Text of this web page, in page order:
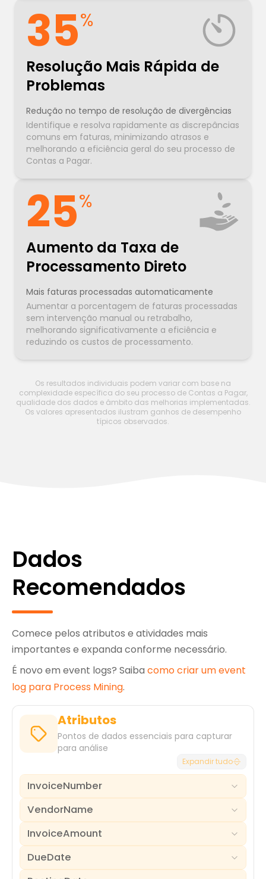
35%
Resolução Mais Rápida de
Problemas
Redução no tempo de resolução de divergências
Identifique e resolva rapidamente as discrepâncias
comuns em faturas, minimizando atrasos e
melhorando a eficiência geral do seu processo de
Contas a Pagar.
25%
Aumento da Taxa de
Processamento Direto
Mais faturas processadas automaticamente
Aumentar a porcentagem de faturas processadas
sem intervenção manual ou retrabalho,
melhorando significativamente a eficiência e
reduzindo os custos de processamento.
Os resultados individuais podem variar com base na
complexidade específica do seu processo de Contas a Pagar,
qualidade dos dados e âmbito das melhorias implementadas.
Os valores apresentados ilustram ganhos de desempenho
típicos observados.
Dados
Recomendados
Comece pelos atributos e atividades mais
importantes e expanda conforme necessário.
É novo em event logs? Saiba como criar um event
log para Process Mining.
Atributos
Pontos de dados essenciais para capturar
para análise
Expandir tudo
InvoiceNumber
O identificador único para cada fatura de
para rastrear sua jornada desde o recebimento
Por que é importante
VendorName
O nome legal do fornecedor ou vendedor que
Por que é importante
InvoiceAmount
O valor monetário total da fatura.
DueDate